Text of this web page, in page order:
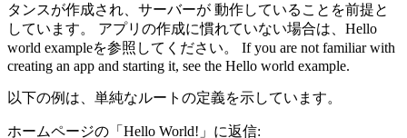
タンスが作成され、サーバーが 動作していることを前提と
しています。 アプリの作成に慣れていない場合は、Hello
world exampleを参照してください。 If you are not familiar with
creating an app and starting it, see the Hello world example.
以下の例は、単純なルートの定義を示しています。
ホームページの「Hello World!」に返信: